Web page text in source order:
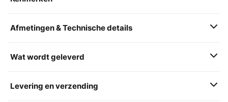
Afmetingen & Technische details
Wat wordt geleverd
Levering en verzending